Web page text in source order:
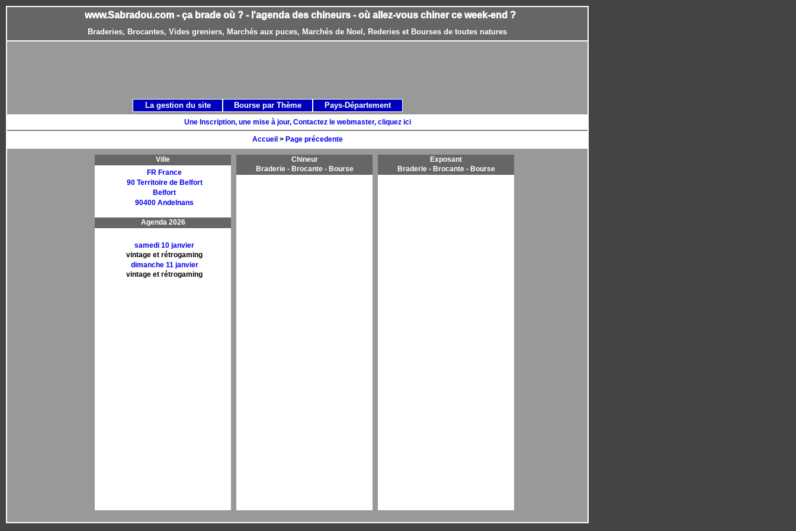
www.Sabradou.com - ça brade où ? - l'agenda des chineurs - où allez-vous chiner ce week-end ?
Braderies, Brocantes, Vides greniers, Marchés aux puces, Marchés de Noel, Rederies et Bourses de toutes natures
Une Inscription, une mise à jour, Contactez le webmaster, cliquez ici
Accueil > Page précedente
Ville
FR France
90 Territoire de Belfort
Belfort
90400 Andelnans
Agenda 2026
samedi 10 janvier
vintage et rétrogaming
dimanche 11 janvier
vintage et rétrogaming
Chineur
Braderie - Brocante - Bourse
Exposant
Braderie - Brocante - Bourse
La gestion du site Bourse par Thème Pays-Département